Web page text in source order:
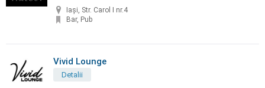
Iași, Str. Carol I nr.4
Bar, Pub
Vivid Lounge
Detalii